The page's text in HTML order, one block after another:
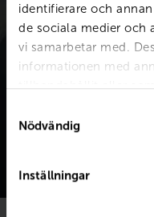
identifierare och
de sociala medier och
vi samarbetar med.
informationen med
tillhandahållit eller
Nödvändig
Inställningar
Värdera din bil